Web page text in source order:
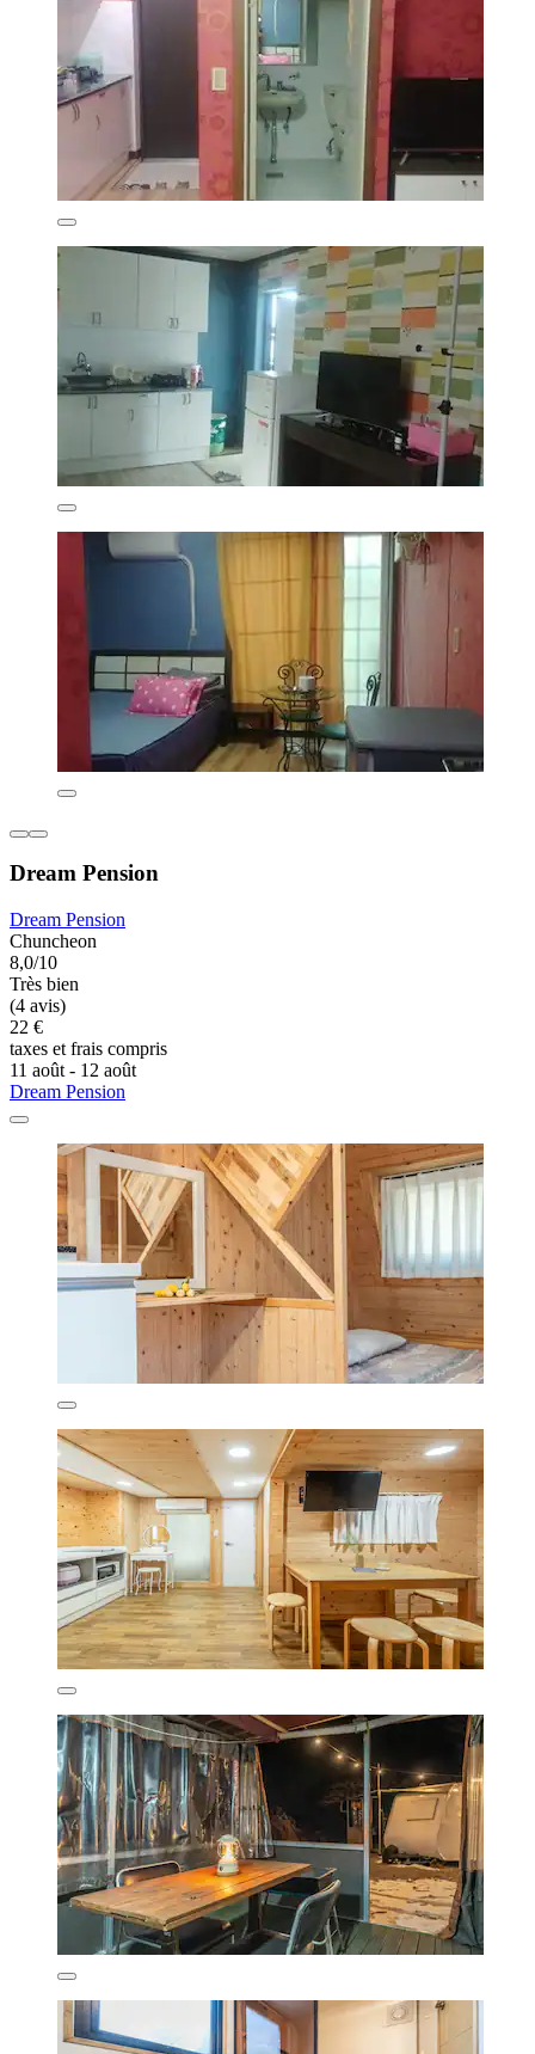
Dream Pension
Dream Pension
Chuncheon
8,0/10
Très bien
(4 avis)
22 €
taxes et frais compris
11 août - 12 août
Dream Pension